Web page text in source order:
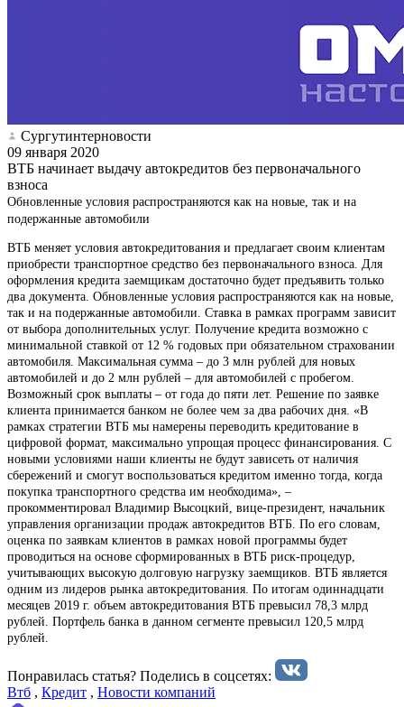
Сургутинтерновости
09 января 2020
ВТБ начинает выдачу автокредитов без первоначального
взноса
Обновленные условия распространяются как на новые, так и на
подержанные автомобили
ВТБ меняет условия автокредитования и предлагает своим клиентам
приобрести транспортное средство без первоначального взноса. Для
оформления кредита заемщикам достаточно будет предъявить только
два документа. Обновленные условия распространяются как на новые,
так и на подержанные автомобили. Ставка в рамках программ зависит
от выбора дополнительных услуг. Получение кредита возможно с
минимальной ставкой от 12 % годовых при обязательном страховании
автомобиля. Максимальная сумма – до 3 млн рублей для новых
автомобилей и до 2 млн рублей – для автомобилей с пробегом.
Возможный срок выплаты – от года до пяти лет. Решение по заявке
клиента принимается банком не более чем за два рабочих дня. «В
рамках стратегии ВТБ мы намерены переводить кредитование в
цифровой формат, максимально упрощая процесс финансирования. С
новыми условиями наши клиенты не будут зависеть от наличия
сбережений и смогут воспользоваться кредитом именно тогда, когда
покупка транспортного средства им необходима», –
прокомментировал Владимир Высоцкий, вице-президент, начальник
управления организации продаж автокредитов ВТБ. По его словам,
оценка по заявкам клиентов в рамках новой программы будет
проводиться на основе сформированных в ВТБ риск-процедур,
учитывающих высокую долговую нагрузку заемщиков. ВТБ является
одним из лидеров рынка автокредитования. По итогам одиннадцати
месяцев 2019 г. объем автокредитования ВТБ превысил 78,3 млрд
рублей. Портфель банка в данном сегменте превысил 120,5 млрд
рублей.
Понравилась статья? Поделиcь в соцсетях:
Втб , Кредит , Новости компаний